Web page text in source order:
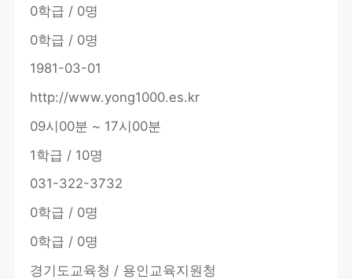
0학급 / 0명
0학급 / 0명
1981-03-01
http://www.yong1000.es.kr
09시00분 ~ 17시00분
1학급 / 10명
031-322-3732
0학급 / 0명
0학급 / 0명
경기도교육청 / 용인교육지원청